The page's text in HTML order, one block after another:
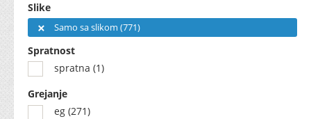
Slike
Samo sa slikom (771)
Spratnost
spratna (1)
Grejanje
eg (271)